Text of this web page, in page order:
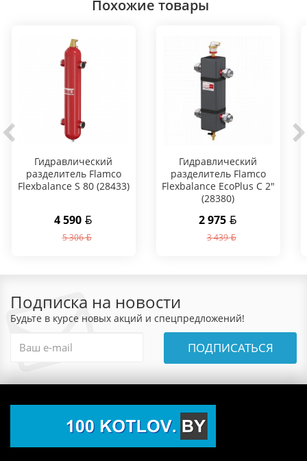
Похожие товары
Гидравлический
разделитель Flamco
Flexbalance S 80 (28433)
4 590
5 306
Гидравлический
разделитель Flamco
Flexbalance EcoPlus C 2"
(28380)
2 975
3 439
Подписка на новости
Будьте в курсе новых акций и спецпредложений!
ПОДПИСАТЬСЯ